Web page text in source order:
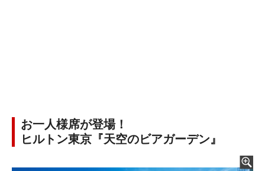
お一人様席が登場！
ヒルトン東京『天空のビアガーデン』